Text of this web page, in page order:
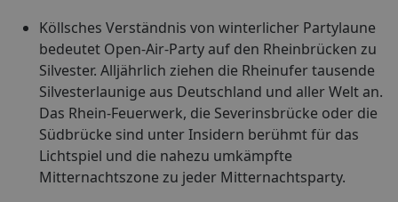
Köllsches Verständnis von winterlicher Partylaune
bedeutet Open-Air-Party auf den Rheinbrücken zu
Silvester. Alljährlich ziehen die Rheinufer tausende
Silvesterlaunige aus Deutschland und aller Welt an.
Das Rhein-Feuerwerk, die Severinsbrücke oder die
Südbrücke sind unter Insidern berühmt für das
Lichtspiel und die nahezu umkämpfte
Mitternachtszone zu jeder Mitternachtsparty.